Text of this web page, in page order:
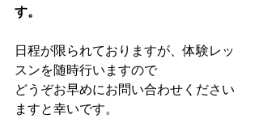
す。
日程が限られておりますが、体験レッ
スンを随時行いますので
どうぞお早めにお問い合わせください
ますと幸いです。